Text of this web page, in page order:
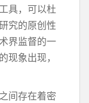
具，可以杜
究的原创性
界监督的一
现象出现，
间存在着密